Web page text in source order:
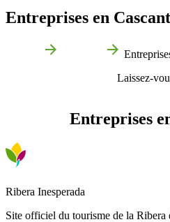
Entreprises en
Laissez-
Entreprises
Ribera Inesperada
Site officiel du tourisme de la Ribera